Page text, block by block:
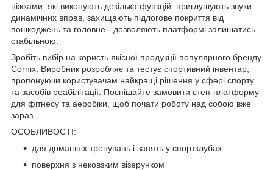
ніжками, які виконують декілька функцій: приглушують звуки
динамічних вправ, захищають підлогове покриття від
пошкоджень та головне - дозволяють платформі залишатись
стабільною.
Зробіть вибір на користь якісної продукції популярного бренду
Cornix . Виробник розробляє та тестує спортивний інвентар,
пропонуючи користувачам найкращі рішення у сфері спорту
та засобів реабілітації. Поспішайте замовити степ-платформу
для фітнесу та аеробіки, щоб почати роботу над собою вже
зараз.
ОСОБЛИВОСТІ:
для домашніх тренувань і занять у спортклубах
поверхня з нековзким візерунком